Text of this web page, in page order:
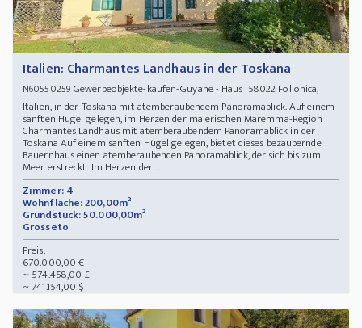
Italien: Charmantes Landhaus in der Toskana
N60550259Gewerbeobjekte-kaufen-Guyane - Haus 58022 Follonica,
Italien, in der Toskana mit atemberaubendem Panoramablick. Auf einem
sanften Hügel gelegen, im Herzen der malerischen Maremma-Region
Charmantes Landhaus mit atemberaubendem Panoramablick in der
Toskana Auf einem sanften Hügel gelegen, bietet dieses bezaubernde
Bauernhaus einen atemberaubenden Panoramablick, der sich bis zum
Meer erstreckt. Im Herzen der ...
Zimmer: 4
Wohnfläche: 200,00m²
Grundstück: 50.000,00m²
Grosseto
Preis:
670.000,00 €
~ 574.458,00 £
~ 741.154,00 $